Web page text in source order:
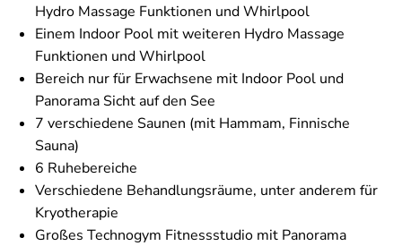
Hydro Massage Funktionen und Whirlpool
Einem Indoor Pool mit weiteren Hydro Massage
Funktionen und Whirlpool
Bereich nur für Erwachsene mit Indoor Pool und
Panorama Sicht auf den See
7 verschiedene Saunen (mit Hammam, Finnische
Sauna)
6 Ruhebereiche
Verschiedene Behandlungsräume, unter anderem für
Kryotherapie
Großes Technogym Fitnessstudio mit Panorama